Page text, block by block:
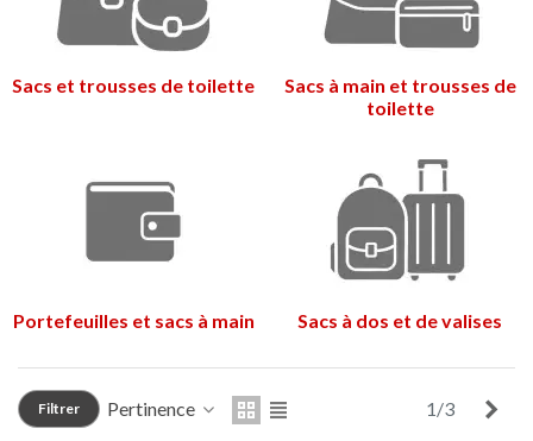
Sacs et trousses de toilette
Sacs à main et trousses de
toilette
Portefeuilles et sacs à main Sacs à dos et de valises
Filtrer Pertinence 1/3